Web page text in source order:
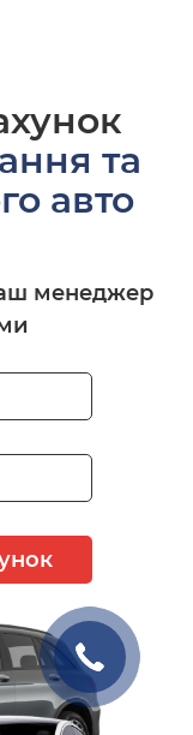
та
авто
менеджер